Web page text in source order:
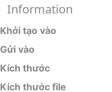
Information
Khởi tạo vào
Gửi vào
Kích thước
Kích thước file